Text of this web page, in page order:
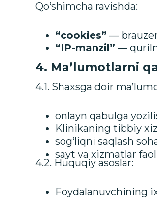
Qo‘shimcha ravishda:
“cookies” —
“IP-manzil” —
4. Ma’lumotlarni
onlayn qabulga
Klinikaning tibbiy
sog‘liqni saqlash
sayt va xizmatlar
4.1. Shaxsga doir
Foydalanuvchining
4.2. Huquqiy asoslar: